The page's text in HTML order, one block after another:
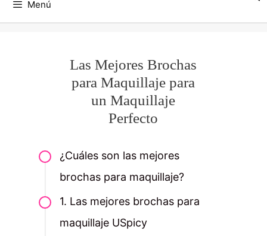
Menú
Las Mejores Brochas
para Maquillaje para
un Maquillaje
Perfecto
¿Cuáles son las mejores
brochas para maquillaje?
1. Las mejores brochas para
maquillaje USpicy